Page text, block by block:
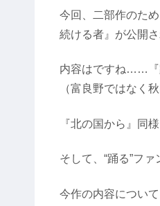
今回、二部作のた
続ける者』が公開さ
内容はですね……『
（富良野ではなく
『北の国から』同
そして、“踊る”フ
今作の内容につい